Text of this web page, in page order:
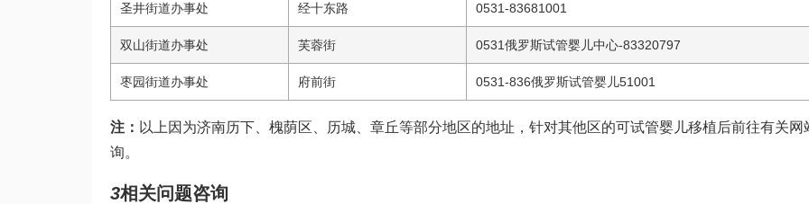
圣井街道办事处 经十东路 0531-83681001
双山街道办事处 芙蓉街 0531俄罗斯试管婴儿中心-83320797
枣园街道办事处 府前街 0531-836俄罗斯试管婴儿51001
注： 以上因为济南历下、槐荫区、历城、章丘等部分地区的地址，针对其他区的可试管婴儿移植后前往有关网
询。
3相关问题咨询